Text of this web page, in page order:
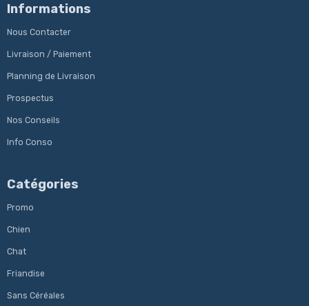
Informations
Nous Contacter
Livraison / Paiement
Planning de Livraison
Prospectus
Nos Conseils
Info Conso
Catégories
Promo
Chien
Chat
Friandise
Sans Céréales